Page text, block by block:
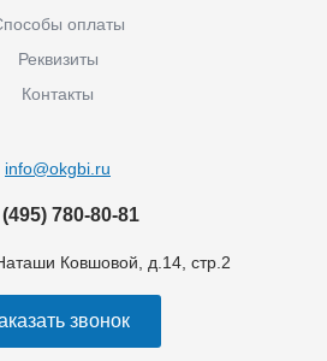
оплаты
Реквизиты
Контакты
info@okgbi.ru
780-80-81
Ковшовой, д.14, стр.2
звонок